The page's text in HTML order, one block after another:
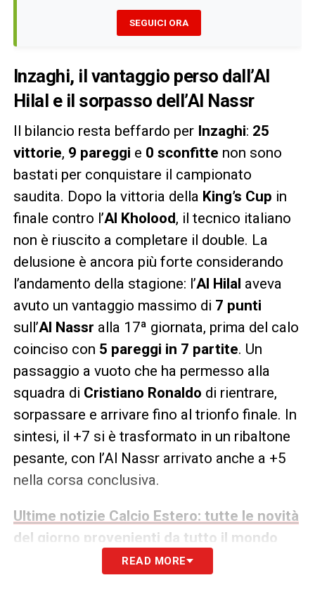
SEGUICI ORA
Inzaghi, il vantaggio perso dall’Al
Hilal e il sorpasso dell’Al Nassr
Il bilancio resta beffardo per Inzaghi: 25
vittorie, 9 pareggi e 0 sconfitte non sono
bastati per conquistare il campionato
saudita. Dopo la vittoria della King’s Cup in
finale contro l’Al Kholood, il tecnico italiano
non è riuscito a completare il double. La
delusione è ancora più forte considerando
l’andamento della stagione: l’Al Hilal aveva
avuto un vantaggio massimo di 7 punti
sull’Al Nassr alla 17ª giornata, prima del calo
coinciso con 5 pareggi in 7 partite. Un
passaggio a vuoto che ha permesso alla
squadra di Cristiano Ronaldo di rientrare,
sorpassare e arrivare fino al trionfo finale. In
sintesi, il +7 si è trasformato in un ribaltone
pesante, con l’Al Nassr arrivato anche a +5
nella corsa conclusiva.
Ultime notizie Calcio Estero: tutte le novità
del giorno provenienti da tutto il mondo
Inzaghi, il precedente con l’Inter e lo
READ MORE